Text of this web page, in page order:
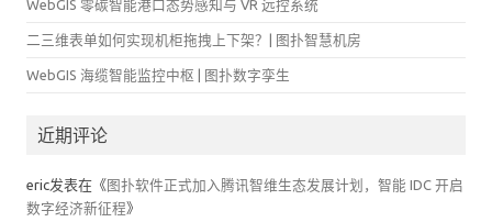
WebGIS 零碳智能港口态势感知与 VR 远控系统
二三维表单如何实现机柜拖拽上下架？| 图扑智慧机房
WebGIS 海缆智能监控中枢 | 图扑数字孪生
近期评论
eric发表在《图扑软件正式加入腾讯智维生态发展计划，智能 IDC 开启
数字经济新征程》